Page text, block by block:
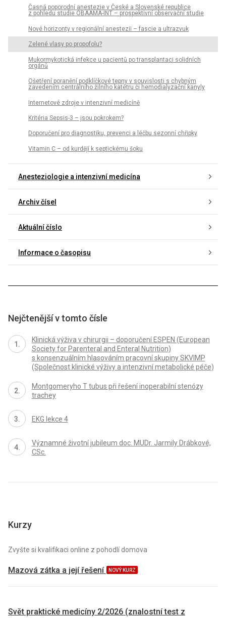
Časná poporodní anestezie v České a Slovenské republice
z pohledu studie OBAAMA-INT – prospektivní observační studie
Nové horizonty v regionální anestezii – fascie a ultrazvuk
Zelené vlasy po propofolu?
Mukormykotická infekce u pacientů po transplantaci solidních
orgánů
Ošetření poranění podklíčkové tepny v souvislosti s chybným
zavedením centrálního žilního katétru či hemodialyzační kanyly
Internetové zdroje v intenzivní medicíně
Kritéria Sepsis-3 – jsou pokrokem?
Doporučení pro diagnostiku, prevenci a léčbu sezonní chřipky
Vitamin C – od kurdějí k septickému šoku
Anesteziologie a intenzivní medicína
Archiv čísel
Aktuální číslo
Informace o časopisu
Nejčtenější v tomto čísle
Klinická výživa v chirurgii – doporučení ESPEN (European
Society for Parenteral and Enteral Nutrition)
s konsenzuálním hlasováním pracovní skupiny SKVIMP
(Společnost klinické výživy a intenzivní metabolické péče)
Montgomeryho T tubus při řešení inoperabilní stenózy
trachey
EKG lekce 4
Významné životní jubileum doc. MUDr. Jarmily Drábkové,
CSc.
Kurzy
Zvyšte si kvalifikaci online z pohodlí domova
Mazová zátka a její řešení NOVÝ KURZ
Svět praktické medicíny 2/2026 (znalostní test z